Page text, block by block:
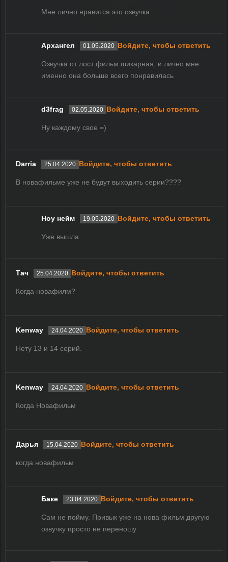
Мне лично нравится это озвучка.
Архангел 01.05.2020 Войдите, чтобы ответить
Озвучка от лост фильм шикарная, и лично мне
именно она больше всего понравилась
d3frag 02.05.2020 Войдите, чтобы ответить
Ну каждому свое =)
Darria 25.04.2020 Войдите, чтобы ответить
В новафильме уже не будут выходить серии????
Ноу нейм 19.05.2020 Войдите, чтобы ответить
Уже вышла
Тач 25.04.2020 Войдите, чтобы ответить
Когда новафилм?
Kenway 24.04.2020 Войдите, чтобы ответить
Нету 13 и 14 серий.
Kenway 24.04.2020 Войдите, чтобы ответить
Когда Новафильм
Дарья 15.04.2020 Войдите, чтобы ответить
когда новафильм
Баке 23.04.2020 Войдите, чтобы ответить
Сам не пойму. Привык уже на нова фильм другую
озвучку просто не переношу